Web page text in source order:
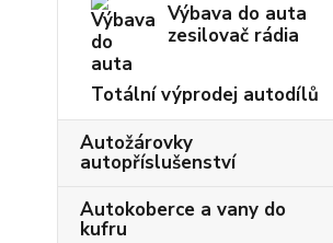
Výbava do auta
zesilovač rádia
Totální výprodej autodílů
Autožárovky
autopříslušenství
Autokoberce a vany do
kufru